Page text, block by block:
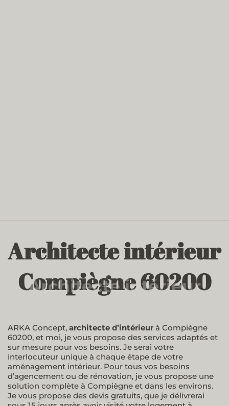
Architecte intérieur
Compiègne 60200
Architecte intérieur
Architecte intérieur
Architecte intérieur Compiègne 60200
Architecte intérieur Compiègne 60200
ARKA Concept, architecte d’intérieur à Compiègne
60200, et moi, je vous propose des services adaptés et
sur mesure pour vos besoins. Je serai votre
interlocuteur unique à chaque étape de votre
aménagement intérieur. Pour tous vos besoins
d’agencement ou de rénovation, je vous propose une
solution complète à Compiègne et dans les environs.
Je vous propose des devis gratuits, que je délivrerai